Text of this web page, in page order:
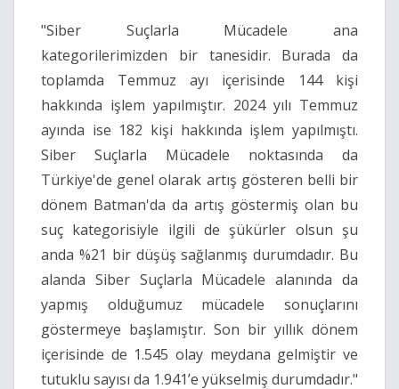
"Siber Suçlarla Mücadele ana
kategorilerimizden bir tanesidir. Burada da
toplamda Temmuz ayı içerisinde 144 kişi
hakkında işlem yapılmıştır. 2024 yılı Temmuz
ayında ise 182 kişi hakkında işlem yapılmıştı.
Siber Suçlarla Mücadele noktasında da
Türkiye'de genel olarak artış gösteren belli bir
dönem Batman'da da artış göstermiş olan bu
suç kategorisiyle ilgili de şükürler olsun şu
anda %21 bir düşüş sağlanmış durumdadır. Bu
alanda Siber Suçlarla Mücadele alanında da
yapmış olduğumuz mücadele sonuçlarını
göstermeye başlamıştır. Son bir yıllık dönem
içerisinde de 1.545 olay meydana gelmiştir ve
tutuklu sayısı da 1.941’e yükselmiş durumdadır."